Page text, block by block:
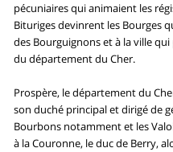
pécuniaires qui animaient les
Bituriges devinrent les Bourges
des Bourguignons et à la ville
du département du Cher.
Prospère, le département du
son duché principal et dirigé de
Bourbons notamment et les
à la Couronne, le duc de Berry,